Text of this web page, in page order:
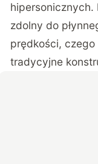
hipersonicznych.
zdolny do
prędkości,
tradycyjne